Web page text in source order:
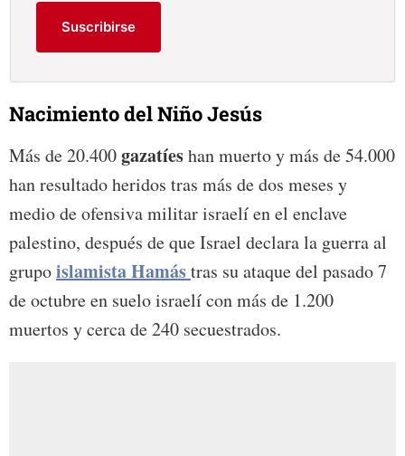
Suscribirse
Nacimiento del Niño Jesús
Más de 20.400gazatíeshan muerto y más de 54.000
han resultado heridos tras más de dos meses y
medio de ofensiva militar israelí en el enclave
palestino, después de que Israel declara la guerra al
grupoislamista Hamástras su ataque del pasado 7
de octubre en suelo israelí con más de 1.200
muertos y cerca de 240 secuestrados.